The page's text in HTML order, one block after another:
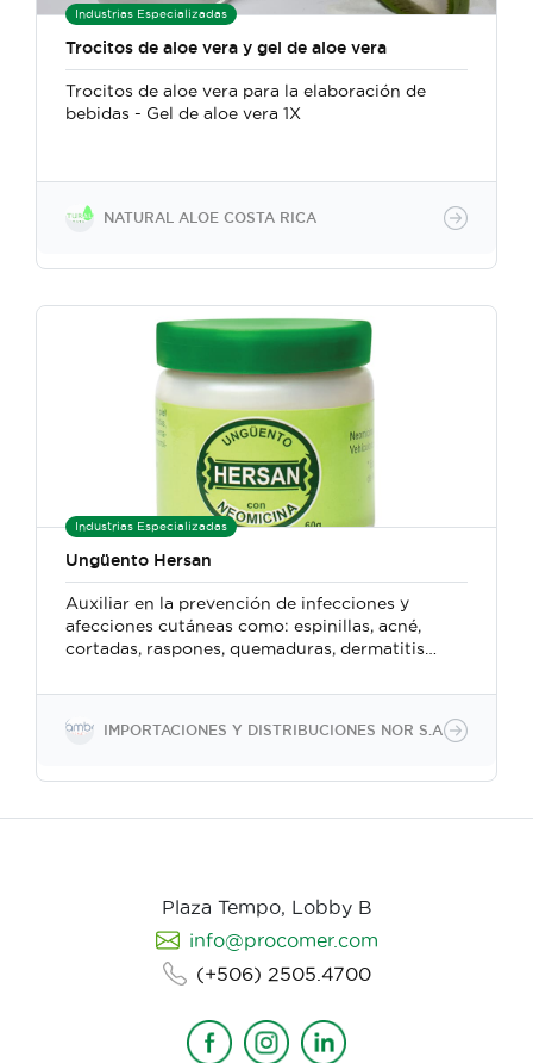
Industrias Especializadas
Trocitos de aloe vera y gel de aloe vera
Trocitos de aloe vera para la elaboración de
bebidas - Gel de aloe vera 1X
NATURAL ALOE COSTA RICA
Industrias Especializadas
Ungüento Hersan
Auxiliar en la prevención de infecciones y
afecciones cutáneas como: espinillas, acné,
cortadas, raspones, quemaduras, dermatitis
IMPORTACIONES Y DISTRIBUCIONES NOR S.A
Plaza Tempo, Lobby B
info@procomer.com
(+506) 2505.4700